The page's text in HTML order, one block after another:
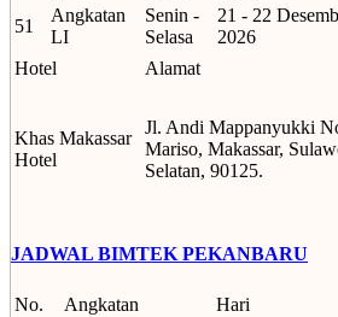
51
Angkatan
LI
Senin -
Selasa
21 - 22
2026
Hotel
Alamat
Khas Makassar
Hotel
Jl. Andi Mappanyukki
Mariso, Makassar,
Selatan, 90125.
JADWAL BIMTEK PEKANBARU
No. Angkatan Hari